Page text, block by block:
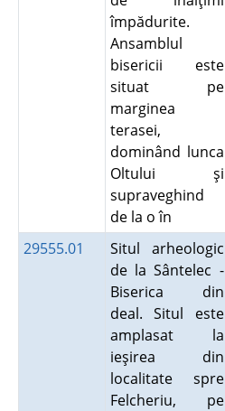
împădurite.
Ansamblul
bisericii este
situat pe
marginea
terasei,
dominând lunca
Oltului şi
supraveghind
de la o în
29555.01
Situl arheologic
de la Sântelec -
Biserica din
deal. Situl este
amplasat la
ieşirea din
localitate spre
Felcheriu, pe